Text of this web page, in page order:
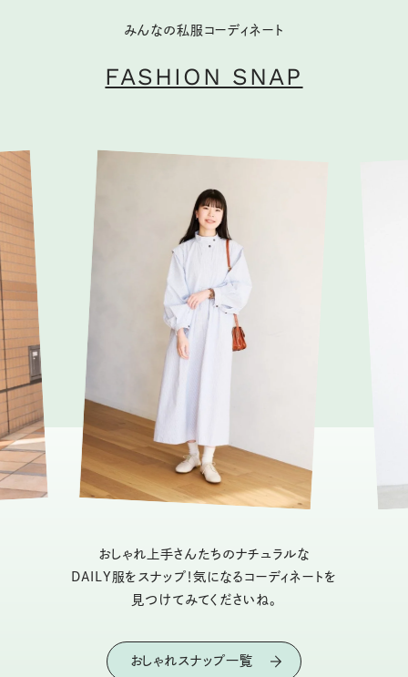
みんなの私服コーディネート
FASHION SNAP
おしゃれ上手さんたちのナチュラルな
DAILY服をスナップ！気になるコーディネートを
見つけてみてくださいね。
おしゃれスナップ一覧